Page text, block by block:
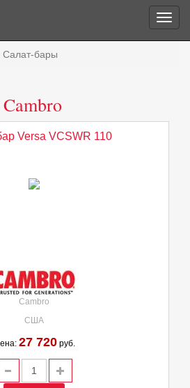
Салат-бары
Versa VCSWR 110
Cambro
США
27 720руб.